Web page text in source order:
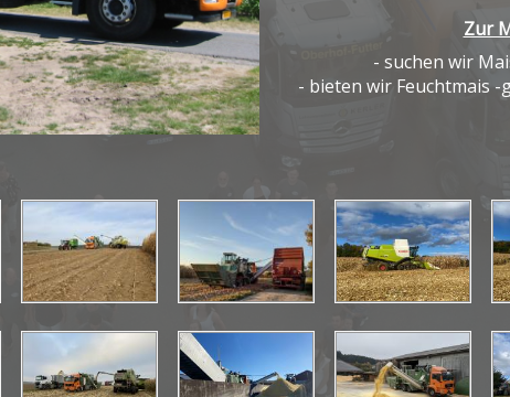
Zur
- suchen wir
- bieten wir Feuchtmais